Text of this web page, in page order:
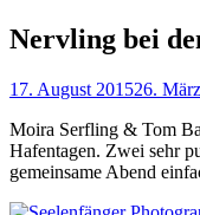
Nervling bei
Posted
17. August 201526.
Moira Serfling & Tom
Hafentagen. Zwei sehr
gemeinsame Abend